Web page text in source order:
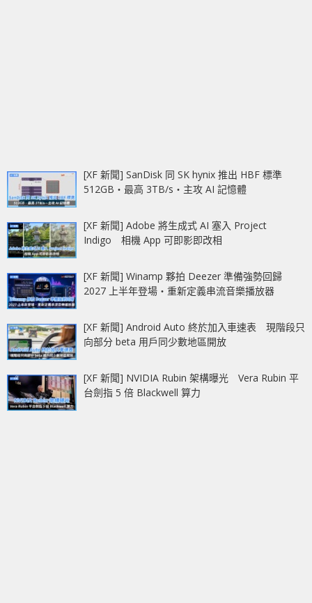
[XF 新聞] SanDisk 同 SK hynix 推出 HBF 標準
512GB‧最高 3TB/s‧主攻 AI 記憶體
[XF 新聞] Adobe 將生成式 AI 塞入 Project
Indigo 相機 App 可即影即改相
[XF 新聞] Winamp 夥拍 Deezer 準備強勢回歸
2027 上半年登場‧重新定義串流音樂播放器
[XF 新聞] Android Auto 終於加入車速表 現階段只
向部分 beta 用戶同少數地區開放
[XF 新聞] NVIDIA Rubin 架構曝光 Vera Rubin 平
台劍指 5 倍 Blackwell 算力